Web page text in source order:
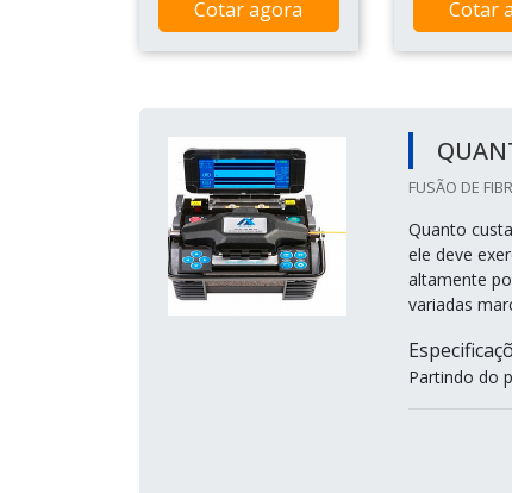
Cotar agora Cotar
FUSÃO DE
Quanto
ele deve
altamente
variadas
Partindo do